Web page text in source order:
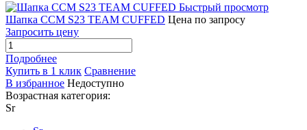
Быстрый просмотр
Шапка CCM S23 TEAM CUFFED Цена по запросу
Запросить цену
Подробнее
Купить в 1 клик Сравнение
В избранное Недоступно
Возрастная категория:
Sr